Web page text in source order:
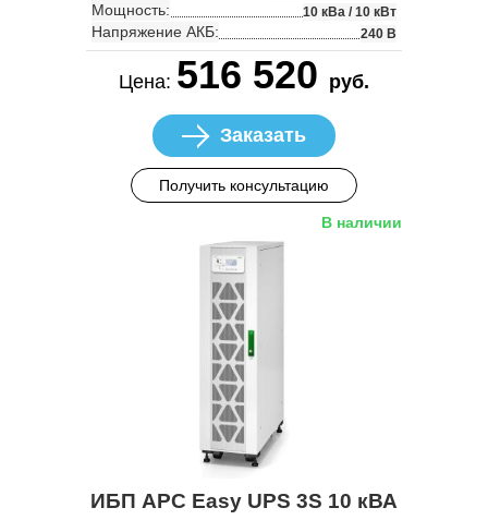
Мощность: 10 кВа / 10 кВт
Напряжение АКБ: 240 В
Цена: 516 520 руб.
Заказать
Получить консультацию
В наличии
ИБП APC Easy UPS 3S 10 кВА